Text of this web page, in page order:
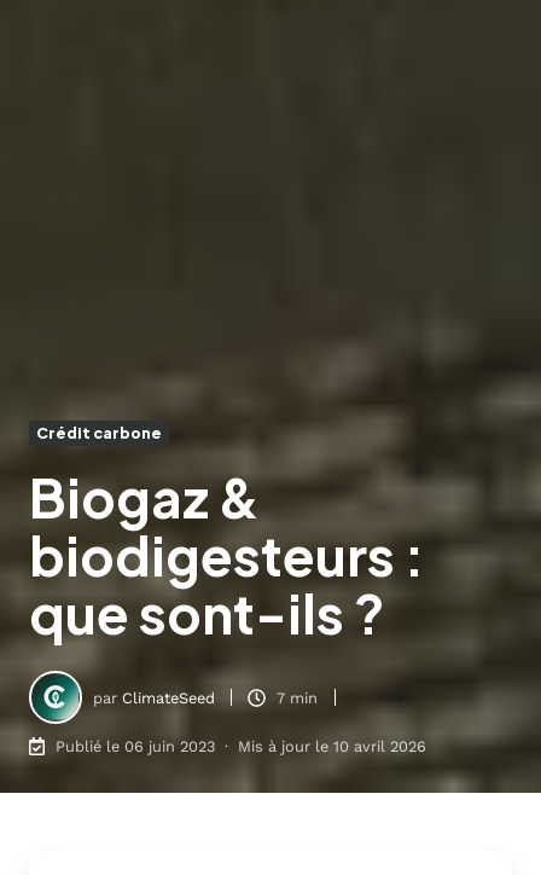
Crédit carbone
Biogaz &
biodigesteurs :
que sont-ils ?
par ClimateSeed 7 min
Publié le 06 juin 2023 · Mis à jour le 10 avril 2026